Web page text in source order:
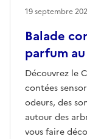
Balade
parfum
Découvrez le
contées
odeurs, des
autour des
vous faire
19 septembre